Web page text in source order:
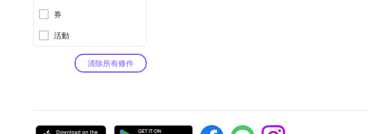
券
活動
清除所有條件